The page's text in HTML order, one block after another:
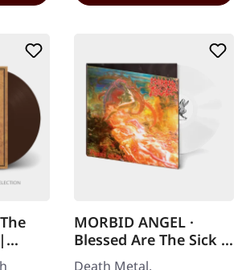
MORBID ANGEL ·
Blessed Are The Sick |
WHITE LP
Death Metal.